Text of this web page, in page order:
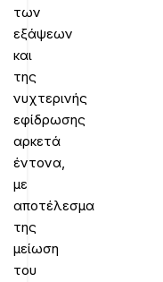
των
εξάψεων
και
της
νυχτερινής
εφίδρωσης
αρκετά
έντονα,
με
αποτέλεσμα
της
μείωση
του